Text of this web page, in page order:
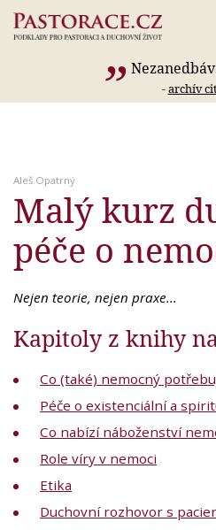
-archív
Aleš Opatrný
Malý kurz
péče o
Nejen teorie, nejen praxe...
Kapitoly z knihy
Co (také) nemocný
Péče o existenciální a
Co nabízí náboženství
Role víry v nemoci
Etika
Duchovní rozhovor s